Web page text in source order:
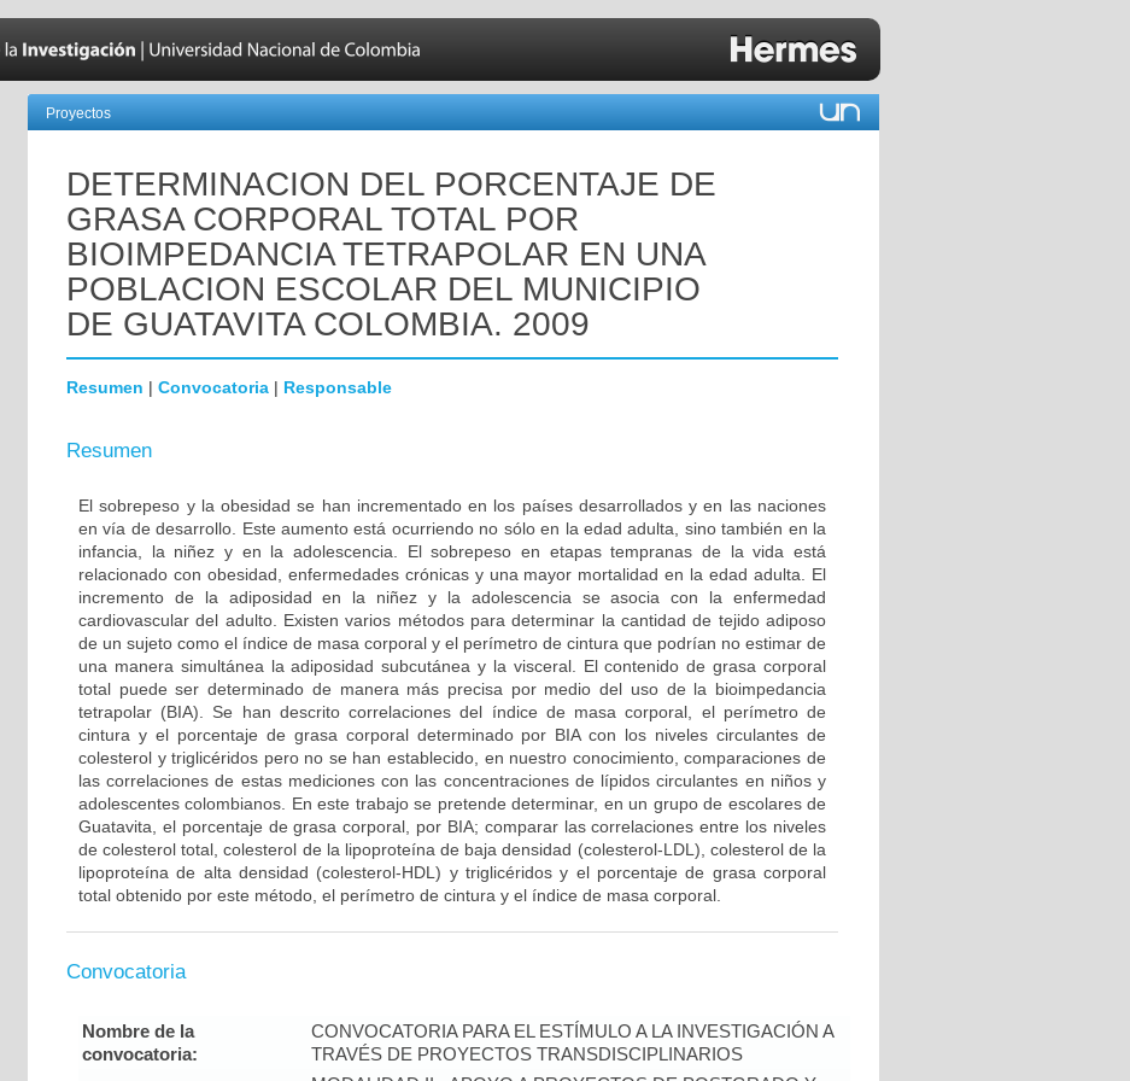
Proyectos
DETERMINACION DEL PORCENTAJE DE
GRASA CORPORAL TOTAL POR
BIOIMPEDANCIA TETRAPOLAR EN UNA
POBLACION ESCOLAR DEL MUNICIPIO
DE GUATAVITA COLOMBIA. 2009
Resumen | Convocatoria | Responsable
Resumen
El sobrepeso y la obesidad se han incrementado en los países desarrollados y en las naciones
en vía de desarrollo. Este aumento está ocurriendo no sólo en la edad adulta, sino también en la
infancia, la niñez y en la adolescencia. El sobrepeso en etapas tempranas de la vida está
relacionado con obesidad, enfermedades crónicas y una mayor mortalidad en la edad adulta. El
incremento de la adiposidad en la niñez y la adolescencia se asocia con la enfermedad
cardiovascular del adulto. Existen varios métodos para determinar la cantidad de tejido adiposo
de un sujeto como el índice de masa corporal y el perímetro de cintura que podrían no estimar de
una manera simultánea la adiposidad subcutánea y la visceral. El contenido de grasa corporal
total puede ser determinado de manera más precisa por medio del uso de la bioimpedancia
tetrapolar (BIA). Se han descrito correlaciones del índice de masa corporal, el perímetro de
cintura y el porcentaje de grasa corporal determinado por BIA con los niveles circulantes de
colesterol y triglicéridos pero no se han establecido, en nuestro conocimiento, comparaciones de
las correlaciones de estas mediciones con las concentraciones de lípidos circulantes en niños y
adolescentes colombianos. En este trabajo se pretende determinar, en un grupo de escolares de
Guatavita, el porcentaje de grasa corporal, por BIA; comparar las correlaciones entre los niveles
de colesterol total, colesterol de la lipoproteína de baja densidad (colesterol-LDL), colesterol de la
lipoproteína de alta densidad (colesterol-HDL) y triglicéridos y el porcentaje de grasa corporal
total obtenido por este método, el perímetro de cintura y el índice de masa corporal.
Convocatoria
Nombre de la
convocatoria:
CONVOCATORIA PARA EL ESTÍMULO A LA INVESTIGACIÓN A
TRAVÉS DE PROYECTOS TRANSDISCIPLINARIOS